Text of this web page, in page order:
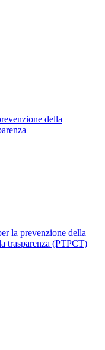
della
la prevenzione della
trasparenza (PTPCT)